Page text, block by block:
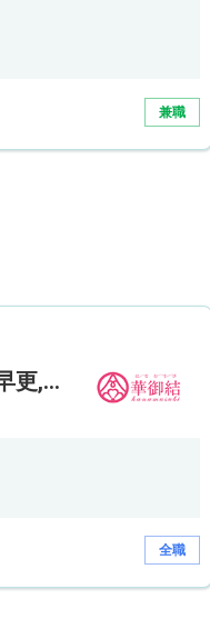
兼職
華御結高級廚師 (早更,中央廚房)*底薪可達20k* (5天工作週)
全職